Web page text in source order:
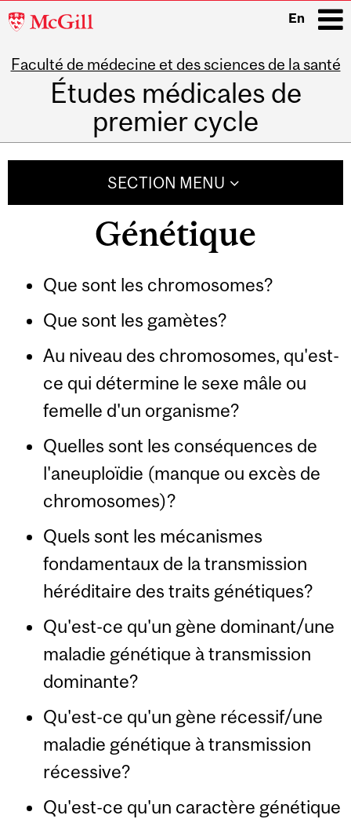
McGill
En
Faculté de médecine et des sciences de la santé
Études médicales de
premier cycle
SECTION MENU
Génétique
Que sont les chromosomes?
Que sont les gamètes?
Au niveau des chromosomes, qu'est-
ce qui détermine le sexe mâle ou
femelle d'un organisme?
Quelles sont les conséquences de
l'aneuploïdie (manque ou excès de
chromosomes)?
Quels sont les mécanismes
fondamentaux de la transmission
héréditaire des traits génétiques?
Qu'est-ce qu'un gène dominant/une
maladie génétique à transmission
dominante?
Qu'est-ce qu'un gène récessif/une
maladie génétique à transmission
récessive?
Qu'est-ce qu'un caractère génétique